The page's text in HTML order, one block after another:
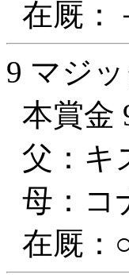
在厩：
9 マジ
本賞金
父：キ
母：コ
在厩：